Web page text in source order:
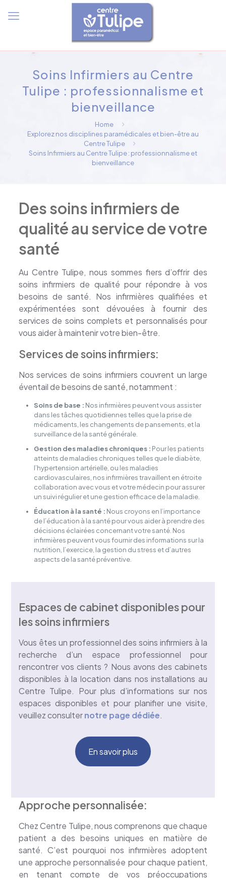
Soins Infirmiers au Centre
Tulipe : professionnalisme et
bienveillance
Home
Explorez nos disciplines paramédicales et bien-être au
Centre Tulipe
Soins Infirmiers au Centre Tulipe : professionnalisme et
bienveillance
Des soins infirmiers de
qualité au service de votre
santé
Au Centre Tulipe, nous sommes fiers d’offrir des
soins infirmiers de qualité pour répondre à vos
besoins de santé. Nos infirmières qualifiées et
expérimentées sont dévouées à fournir des
services de soins complets et personnalisés pour
vous aider à maintenir votre bien-être.
Services de soins infirmiers:
Nos services de soins infirmiers couvrent un large
éventail de besoins de santé, notamment :
Soins de base : Nos infirmières peuvent vous assister
dans les tâches quotidiennes telles que la prise de
médicaments, les changements de pansements, et la
surveillance de la santé générale.
Gestion des maladies chroniques : Pour les patients
atteints de maladies chroniques telles que le diabète,
l’hypertension artérielle, ou les maladies
cardiovasculaires, nos infirmières travaillent en étroite
collaboration avec vous et votre médecin pour assurer
un suivi régulier et une gestion efficace de la maladie.
Éducation à la santé : Nous croyons en l’importance
de l’éducation à la santé pour vous aider à prendre des
décisions éclairées concernant votre santé. Nos
infirmières peuvent vous fournir des informations sur la
nutrition, l’exercice, la gestion du stress et d’autres
aspects de la santé préventive.
Espaces de cabinet disponibles pour
les soins infirmiers
Vous êtes un professionnel des soins infirmiers à la
recherche d’un espace professionnel pour
rencontrer vos clients ? Nous avons des cabinets
disponibles à la location dans nos installations au
Centre Tulipe. Pour plus d’informations sur nos
espaces disponibles et pour planifier une visite,
veuillez consulternotre page dédiée.
En savoir plus
Approche personnalisée:
Chez Centre Tulipe, nous comprenons que chaque
patient a des besoins uniques en matière de
santé. C’est pourquoi nos infirmières adoptent
une approche personnalisée pour chaque patient,
en tenant compte de vos préoccupations